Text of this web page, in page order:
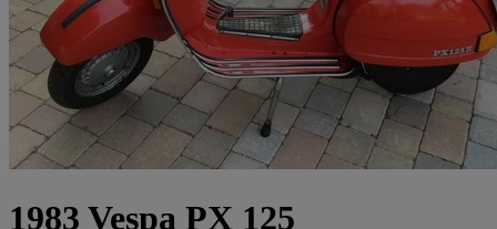
1983 Vespa PX 125